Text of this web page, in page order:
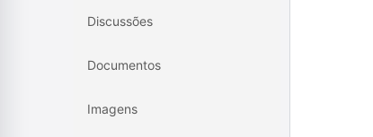
Discussões
Documentos
Imagens